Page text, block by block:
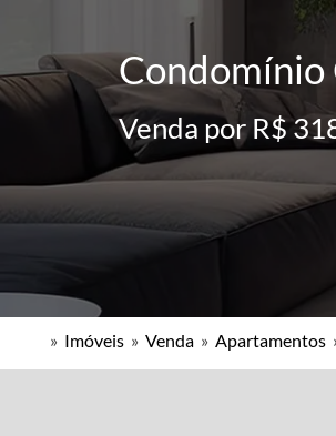
Condomínio
Venda por R$
» Imóveis » Venda » Apartamentos